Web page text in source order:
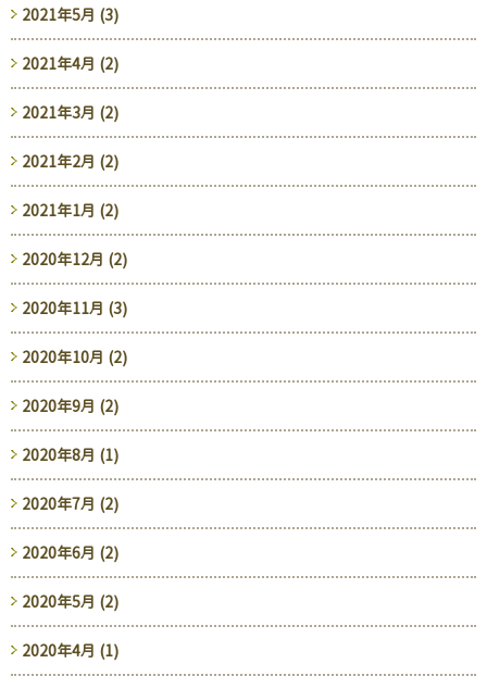
2021年5月 (3)
2021年4月 (2)
2021年3月 (2)
2021年2月 (2)
2021年1月 (2)
2020年12月 (2)
2020年11月 (3)
2020年10月 (2)
2020年9月 (2)
2020年8月 (1)
2020年7月 (2)
2020年6月 (2)
2020年5月 (2)
2020年4月 (1)